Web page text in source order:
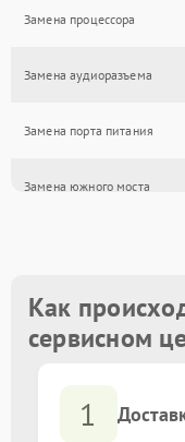
Замена процессора
Замена аудиоразъема
Замена порта питания
Замена южного моста
Замена USB порта
Замена порта VGA
Замена сокета
Как
сервисном
1